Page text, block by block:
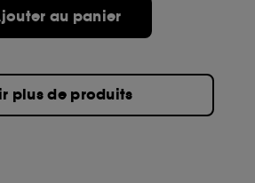
au panier
plus de produits